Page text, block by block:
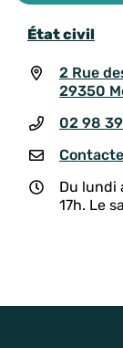
État civil
2 Rue
29350
02 98
Du lundi
17h. Le